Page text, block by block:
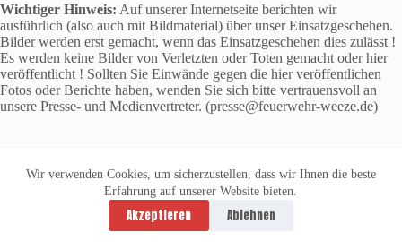
Wir verwenden Cookies, um sicherzustellen, dass wir Ihnen die beste
Erfahrung auf unserer Website bieten.
Akzeptieren Ablehnen
Wichtiger Hinweis: Auf unserer Internetseite berichten wir
ausführlich (also auch mit Bildmaterial) über unser Einsatzgeschehen.
Bilder werden erst gemacht, wenn das Einsatzgeschehen dies zulässt !
Es werden keine Bilder von Verletzten oder Toten gemacht oder hier
veröffentlicht ! Sollten Sie Einwände gegen die hier veröffentlichen
Fotos oder Berichte haben, wenden Sie sich bitte vertrauensvoll an
unsere Presse- und Medienvertreter. (presse@feuerwehr-weeze.de)
Datenschutzerklärung
Impressum
Copyright © 2026 -
vitolution